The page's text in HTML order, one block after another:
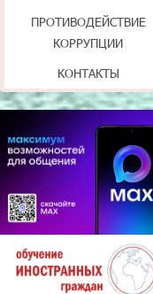
ПРОТИВОДЕЙСТВИЕ
КОРРУПЦИИ
КОНТАКТЫ